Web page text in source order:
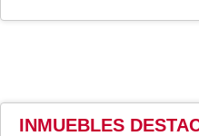
INMUEBLES